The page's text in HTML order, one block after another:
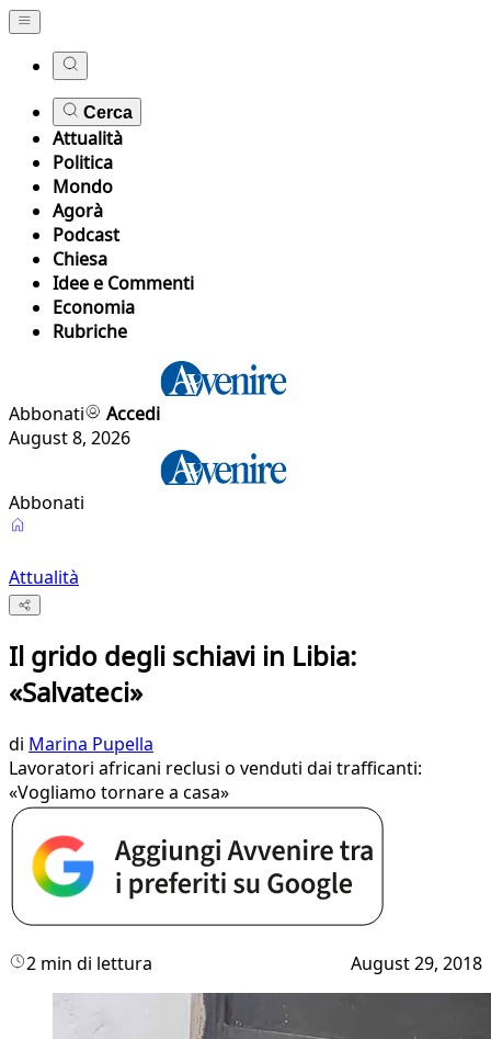
Cerca
Attualità
Politica
Mondo
Agorà
Podcast
Chiesa
Idee e Commenti
Economia
Rubriche
Abbonati
Accedi
August 8, 2026
Abbonati
Attualità
Il grido degli schiavi in Libia:
«Salvateci»
di Marina Pupella
Lavoratori africani reclusi o venduti dai trafficanti:
«Vogliamo tornare a casa»
2 min di lettura August 29, 2018